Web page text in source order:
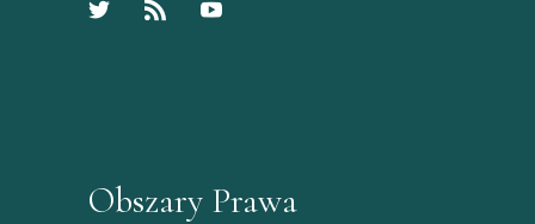
Obszary Prawa